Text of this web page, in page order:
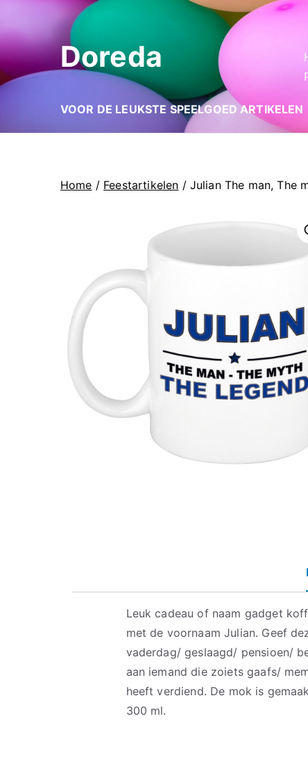
naar
de
inhoud
Doreda
VOOR DE LEUKSTE SPEELGOED ARTIKELEN
Home / Feestartikelen / Julian The man, The
🔍
Leuk cadeau of naam gadget
met de voornaam Julian. Geef
vaderdag/ geslaagd/ pensioen/
aan iemand die zoiets gaafs/
heeft verdiend. De mok is
300 ml.